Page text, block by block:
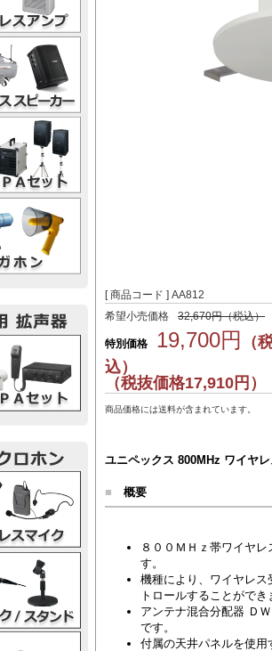
[ 商品コード ] AA812
希望小売価格
32,670円（税込）
特別価格 19,700円 （
込）
（税抜価格17,910円）
商品価格には送料が含まれています。
ユニペックス 800MHz ワイヤ
■ 概要
８００ＭＨｚ帯ワイヤ
す。
機種により、ワイヤレ
トロールすることができ
アンテナ混合分配器 Ｄ
です。
付属の天井パネルを使